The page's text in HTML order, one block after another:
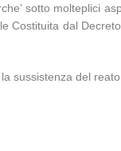
sotto molteplici
Costituita dal
sussistenza del reato